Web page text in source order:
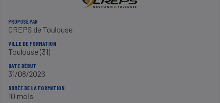
PROPOSÉ PAR
CREPS de Toulouse
VILLE DE FORMATION
Toulouse (31)
DATE DÉBUT
31/08/2026
DURÉE DE LA FORMATION
10 mois